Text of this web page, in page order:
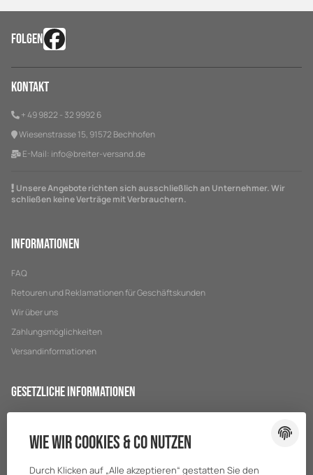
FOLGEN
Kontakt
+ 49 9822 - 32 9992 6
Wiesenstrasse 15, 91572 Bechhofen
E-Mail: info@breiter-versand.de
Unsere Angebote richten sich ausschließlich an Unternehmer. Wir
schließen keine Verträge mit Verbrauchern.
Informationen
FAQ
Retouren und Reklamationen für Geschäftskunden
Wir über uns
Zahlungsmöglichkeiten
Versandinformationen
Gesetzliche Informationen
Wie wir Cookies & Co nutzen
Durch Klicken auf „Alle akzeptieren“ gestatten Sie den